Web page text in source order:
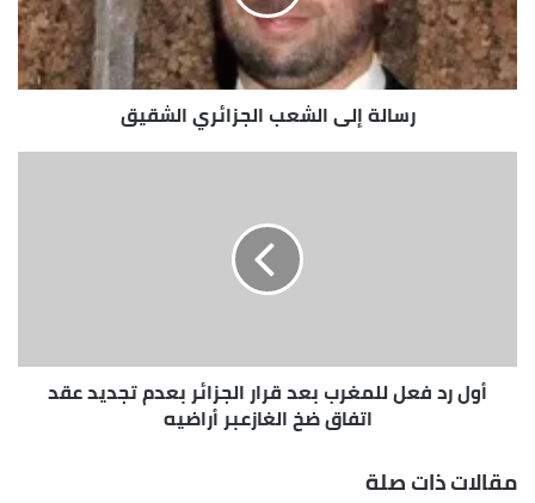
رسالة إلى الشعب الجزائري الشقيق
تجديد
أراضيه
أول رد فعل للمغرب بعد قرار الجزائر بعدم تجديد عقد
اتفاق ضخ الغازعبر أراضيه
مقالات ذات صلة